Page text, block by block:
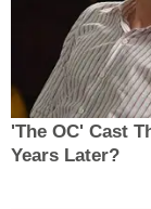
'The OC' Cast
Years Later?